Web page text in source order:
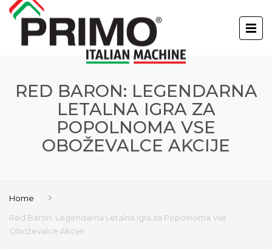
RED BARON: LEGENDARNA
LETALNA IGRA ZA
POPOLNOMA VSE
OBOŽEVALCE AKCIJE
Home
Red Baron: Legendarna Letalna Igra za Popolnoma Vse
Oboževalce Akcije